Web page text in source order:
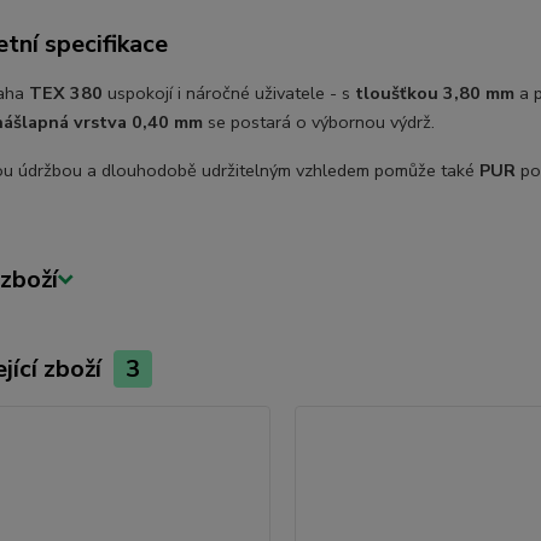
specifikace
TEX 380 uspokojí i náročné uživatele - s tloušťkou 3,80 mm a
vrstva 0,40 mm se postará o výbornou výdrž.
údržbou a dlouhodobě udržitelným vzhledem pomůže také PUR
zboží 3